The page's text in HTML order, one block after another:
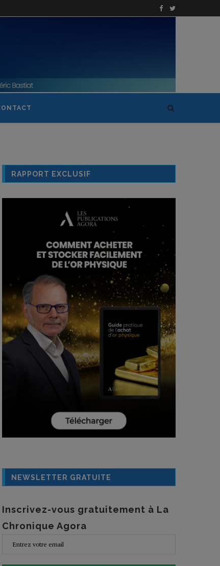
RAPPORT EXCLUSIF
NEWSLETTER GRATUITE
Inscrivez-vous gratuitement à La
Chronique Agora